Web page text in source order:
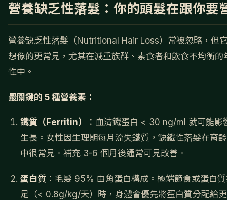
營養缺乏性落髮：你的頭髮在跟你要
營養缺乏性落髮（Nutritional Hair Loss）常被忽略，但
想像的更常見，尤其在減重族群、素食者和飲食不均衡的
性中。
最關鍵的 5 種營養素：
鐵質（Ferritin）
：血清鐵蛋白 < 30 ng/ml 就可能影
生長。女性因生理期每月流失鐵質，缺鐵性落髮在育
中很常見。補充 3-6 個月後通常可見改善。
蛋白質 ：毛髮 95% 由角蛋白構成。極端節食或蛋白
足（< 0.8g/kg/天）時，身體會優先將蛋白質分配給